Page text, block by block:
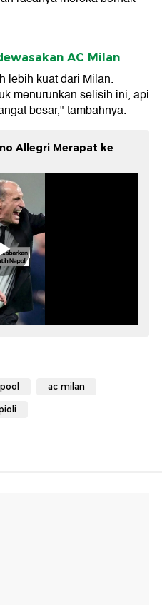
AC Milan
lebih kuat dari Milan.
menurunkan selisih ini, api
besar," tambahnya.
Allegri Merapat ke
ac milan